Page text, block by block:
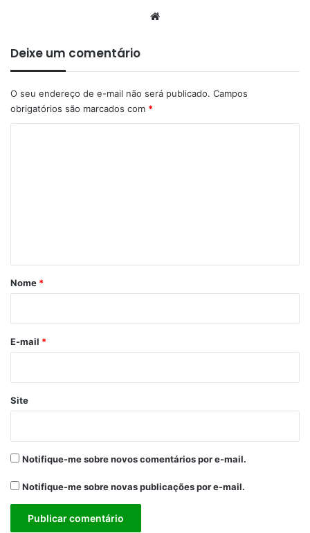
Deixe um comentário
O seu endereço de e-mail não será publicado. Campos
obrigatórios são marcados com *
r
*
Nome *
E-mail *
Site
Notifique-me sobre novos comentários por e-mail.
Notifique-me sobre novas publicações por e-mail.